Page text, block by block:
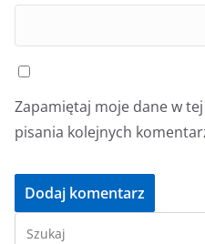
Zapamiętaj moje dane w
pisania kolejnych